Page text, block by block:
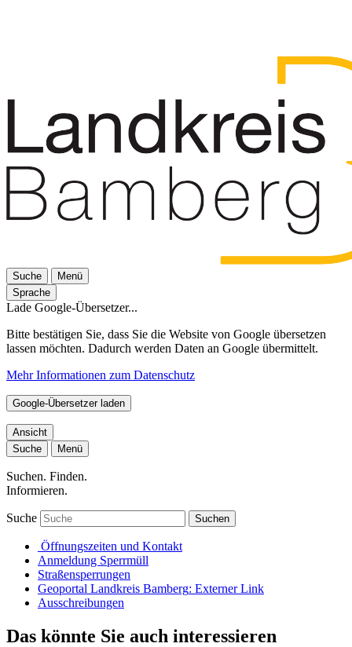
Suche
Menü
Sprache
Lade Google-Übersetzer...
Bitte bestätigen Sie, dass Sie die Website von Google übersetzen
lassen möchten. Dadurch werden Daten an Google übermittelt.
Mehr Informationen zum Datenschutz
Google-Übersetzer laden
Ansicht
Suche
Menü
Suchen. Finden.
Informieren.
Suche Suchen
Öffnungszeiten und Kontakt
Anmeldung Sperrmüll
Straßensperrungen
Geoportal Landkreis Bamberg: Externer Link
Ausschreibungen
Das könnte Sie auch interessieren